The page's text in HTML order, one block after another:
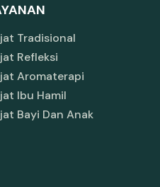
Tradisional
Refleksi
Aromaterapi
Ibu Hamil
Bayi Dan Anak